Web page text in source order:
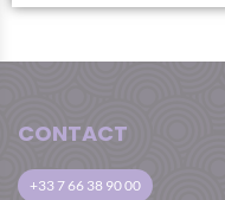
CONTACT
+33 7 66 38 90 00